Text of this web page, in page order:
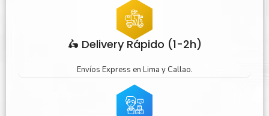
🛵 Delivery Rápido (1-2h)
Envíos Express en Lima y Callao.